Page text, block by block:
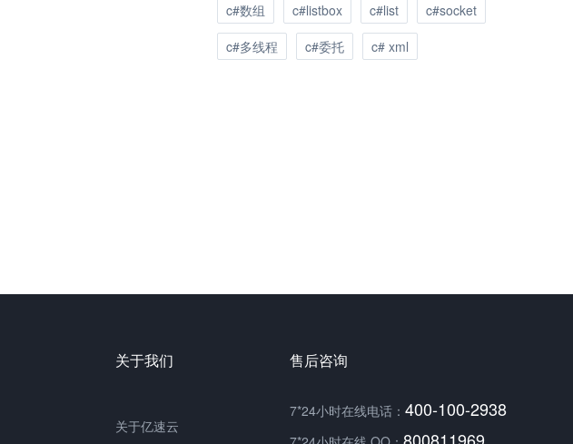
c#数组
c#listbox c#list
c#socket
c#多线程
c#委托 c# xml
关于我们
关于亿速云
售后咨询
7*24小时在线电话： 400-100-2938